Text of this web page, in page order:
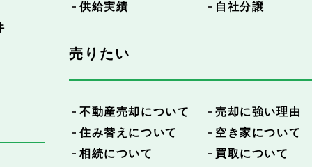
供給実績
自社分譲
売りたい
不動産売却について
売却に強い理由
住み替えについて
空き家について
相続について
買取について